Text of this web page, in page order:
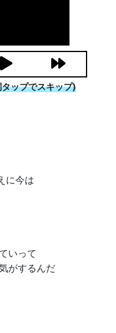
ップでスキップ)
に今は
いって
がするんだ